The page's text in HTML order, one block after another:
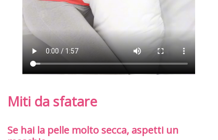
Miti da sfatare
Se hai la pelle molto secca, aspetti un